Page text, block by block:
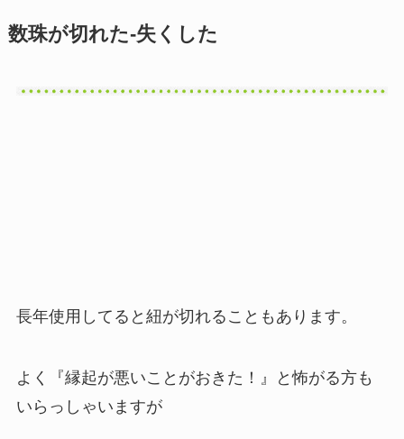
数珠が切れた-失くした
長年使用してると紐が切れることもあります。
よく『縁起が悪いことがおきた！』と怖がる方も
いらっしゃいますが